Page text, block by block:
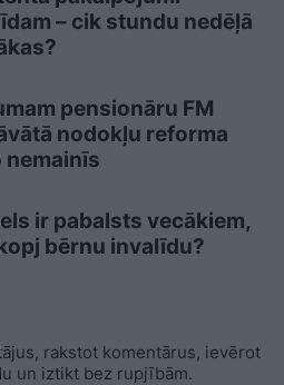
– cik stundu nedēļā
pensionāru FM
nodokļu reforma
nemainīs
ir pabalsts vecākiem,
bērnu invalīdu?
rakstot komentārus, ievērot
un iztikt bez rupjībām.